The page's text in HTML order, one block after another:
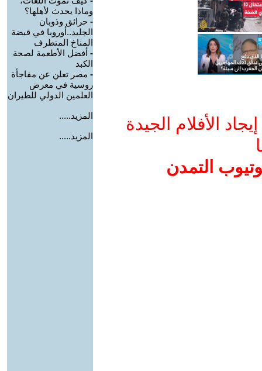
الأفلام الجيدة
التمدن
وماذا يحدث لأهلها؟
- حرائق وذوبان
الجليد..أوروبا في قبضة
المناخ المتطرف
- أفضل الأطعمة لصحة
الكبد
- مصر تعلن عن مفاجأة
روسية في معرض
العلمين الدولي للطيران
المزيد.....
المزيد.....